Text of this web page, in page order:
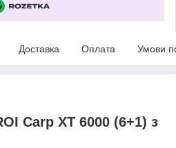
Доставка Оплата Умови
Carp XT 6000 (6+1) з